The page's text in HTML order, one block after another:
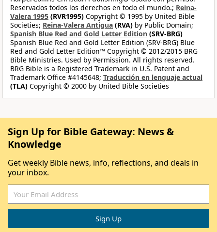
Reservados todos los derechos en todo el mundo.; Reina-
Valera 1995 (RVR1995) Copyright © 1995 by United Bible
Societies; Reina-Valera Antigua (RVA) by Public Domain;
Spanish Blue Red and Gold Letter Edition (SRV-BRG)
Spanish Blue Red and Gold Letter Edition (SRV-BRG) Blue
Red and Gold Letter Edition™ Copyright © 2012/2015 BRG
Bible Ministries. Used by Permission. All rights reserved.
BRG Bible is a Registered Trademark in U.S. Patent and
Trademark Office #4145648; Traducción en lenguaje actual
(TLA) Copyright © 2000 by United Bible Societies
Sign Up for Bible Gateway: News &
Knowledge
Get weekly Bible news, info, reflections, and deals in
your inbox.